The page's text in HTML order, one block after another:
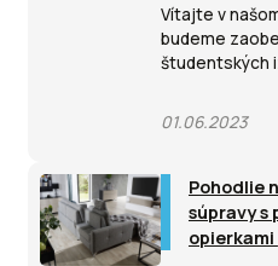
01.06.2023
Vítajte v
budeme
študentských
Pohodlie
súpravy s
opierkami